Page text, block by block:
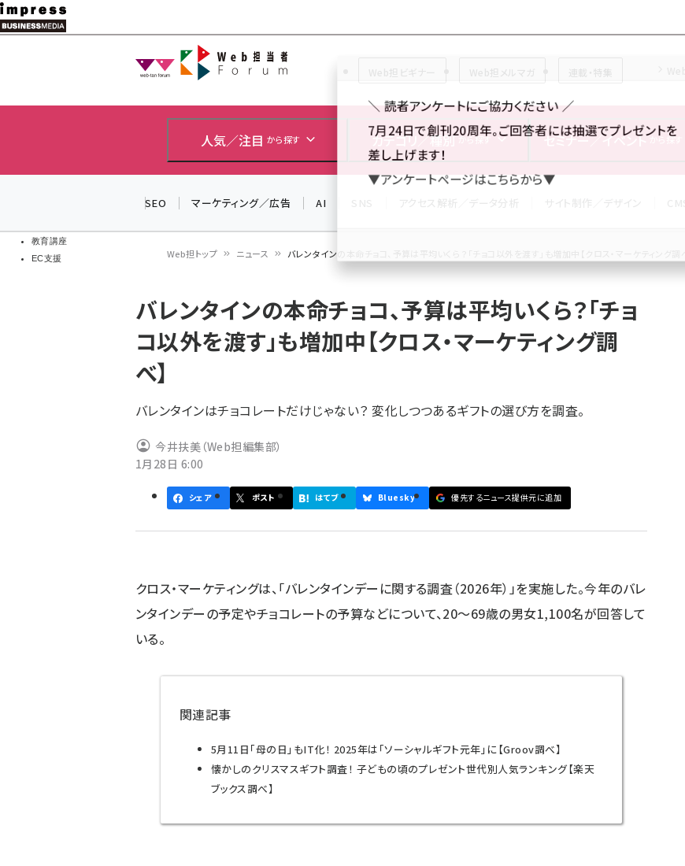
メ
イ
教育講座
EC支援
Web担当者Forum
人気／注目 から探す カテゴリ／種別 から探す セミナー／イベント から探す
SEO マーケティング／広告 AI
ン
く
ず
Web担トップ ニュース バレンタインの本命チョコ、予算は平均いくら？「チョコ以外を渡す」も増加中【クロス・マーケティング調べ
バレンタインの本命チョコ、予算は平均いくら？「チョ
コ以外を渡す」も増加中【クロス・マーケティング調
べ】
バレンタインはチョコレートだけじゃない？ 変化しつつあるギフトの選び方を調査。
今井扶美（Web担編集部）
1月28日 6:00
シェア ポスト はてブ Bluesky 優先するニュース提供元に追加
クロス・マーケティングは、「バレンタインデーに関する調査（2026年）」を実施した。今年のバレ
ンタインデーの予定やチョコレートの予算などについて、20～69歳の男女1,100名が回答して
いる。
関連記事
5月11日「母の日」もIT化！ 2025年は「ソーシャルギフト元年」に【Groov調べ】
懐かしのクリスマスギフト調査！ 子どもの頃のプレゼント世代別人気ランキング【楽天
ブックス調べ】
＼ 読者アンケートにご協力ください ／
7月24日で創刊20周年。ご回答者には抽選でプレゼントを
差し上げます！
▼アンケートページはこちらから▼